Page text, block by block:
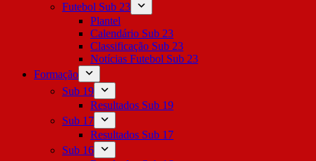
Futebol Sub 23
Plantel
Calendário Sub 23
Classificação Sub 23
Notícias Futebol Sub 23
Formação
Sub 19
Resultados Sub 19
Sub 17
Resultados Sub 17
Sub 16